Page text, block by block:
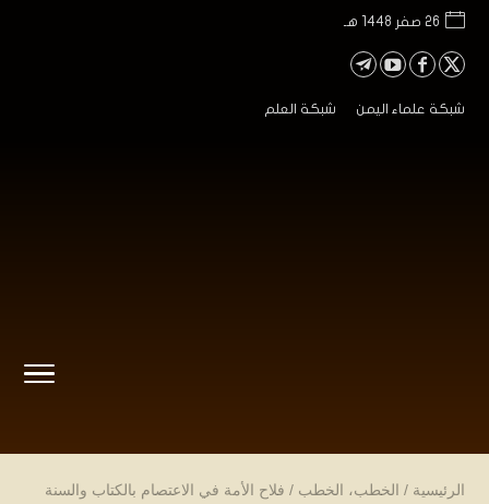
26 صفر 1448 هـ
شبكة علماء اليمن شبكة العلم
الرئيسية / الخطب، الخطب / فلاح الأمة في الاعتصام بالكتاب والسنة